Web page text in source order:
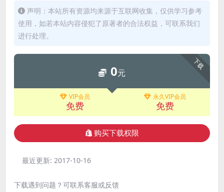
声明：本站所有资源均来源于互联网收集，仅供学习参考
使用，如若本站内容侵犯了原著者的合法权益，可联系我们
进行处理。
下载
0元
VIP会员
免费
永久VIP会员
免费
购买下载权限
最近更新: 2017-10-16
下载遇到问题？可联系客服或反馈